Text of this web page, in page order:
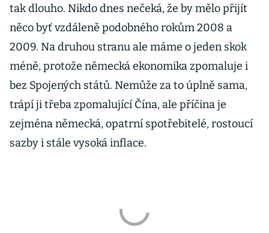
tak dlouho. Nikdo dnes nečeká, že by mělo přijít
něco byť vzdáleně podobného rokům 2008 a
2009. Na druhou stranu ale máme o jeden skok
méně, protože německá ekonomika zpomaluje i
bez Spojených států. Nemůže za to úplně sama,
trápí ji třeba zpomalující Čína, ale příčina je
zejména německá, opatrní spotřebitelé, rostoucí
sazby i stále vysoká inflace.